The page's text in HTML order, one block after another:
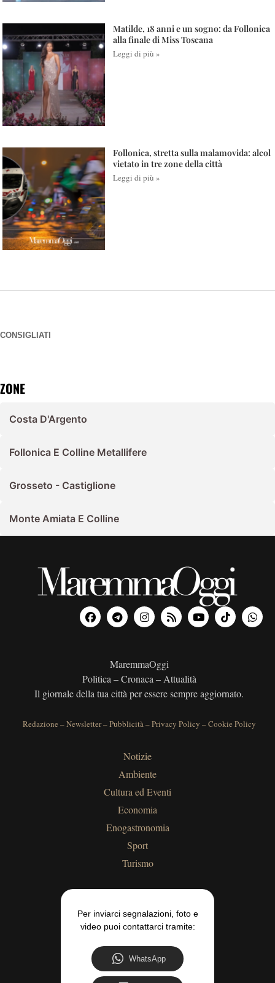
Matilde, 18 anni e un sogno: da Follonica
alla finale di Miss Toscana
Leggi di più »
Follonica, stretta sulla malamovida: alcol
vietato in tre zone della città
Leggi di più »
CONSIGLIATI
ZONE
Costa D'Argento
Follonica E Colline Metallifere
Grosseto - Castiglione
Monte Amiata E Colline
MaremmaOggi
Politica – Cronaca – Attualità
Il giornale della tua città per essere sempre aggiornato.
Redazione –Newsletter–Pubblicità–Privacy Policy –Cookie Policy
Notizie
Ambiente
Cultura ed Eventi
Economia
Enogastronomia
Sport
Turismo
Per inviarci segnalazioni, foto e
video puoi contattarci tramite:
WhatsApp